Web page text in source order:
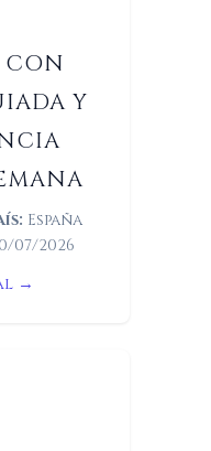
CON
Y
España
07/2026
→